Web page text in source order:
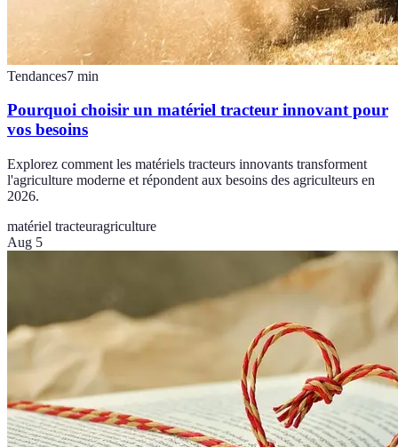
Tendances7 min
Pourquoi choisir un matériel tracteur innovant pour
vos besoins
Explorez comment les matériels tracteurs innovants transforment
l'agriculture moderne et répondent aux besoins des agriculteurs en
2026.
matériel tracteuragriculture
Aug 5